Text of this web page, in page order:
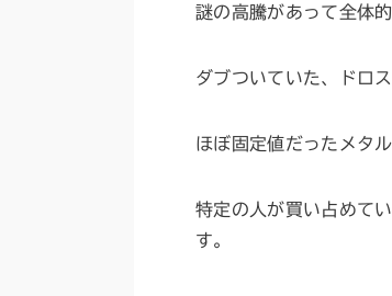
謎の高騰があって全体
ダブついていた、ドロ
ほぼ固定値だったメタ
特定の人が買い占めて
す。